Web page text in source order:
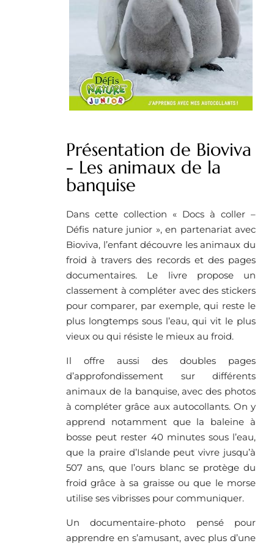
Présentation de Bioviva
- Les animaux de la
banquise
Dans cette collection « Docs à coller –
Défis nature junior », en partenariat avec
Bioviva, l’enfant découvre les animaux du
froid à travers des records et des pages
documentaires. Le livre propose un
classement à compléter avec des stickers
pour comparer, par exemple, qui reste le
plus longtemps sous l’eau, qui vit le plus
vieux ou qui résiste le mieux au froid.
Il offre aussi des doubles pages
d’approfondissement sur différents
animaux de la banquise, avec des photos
à compléter grâce aux autocollants. On y
apprend notamment que la baleine à
bosse peut rester 40 minutes sous l’eau,
que la praire d’Islande peut vivre jusqu’à
507 ans, que l’ours blanc se protège du
froid grâce à sa graisse ou que le morse
utilise ses vibrisses pour communiquer.
Un documentaire-photo pensé pour
apprendre en s’amusant, avec plus d’une